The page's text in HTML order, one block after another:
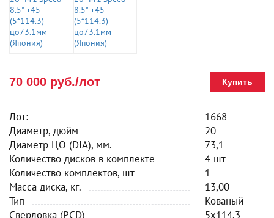
70 000 руб./лот Купить
Лот:
1668
Диаметр, дюйм
20
Диаметр ЦО (DIA), мм.
73,1
Количество дисков в комплекте
4 шт
Количество комплектов, шт
1
Масса диска, кг.
13,00
Тип
Кованый
Сверловка (PCD)
5x114.3